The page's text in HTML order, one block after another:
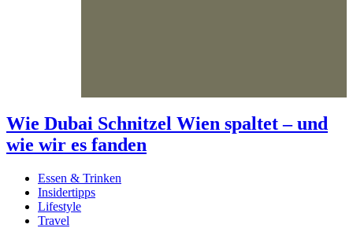
Wie Dubai Schnitzel Wien spaltet – und
wie wir es fanden
Essen & Trinken
Insidertipps
Lifestyle
Travel